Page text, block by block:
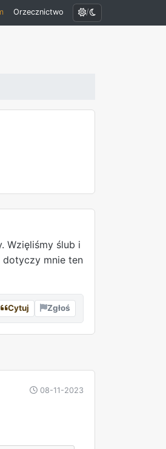
Orzecznictwo /
Wzięliśmy ślub i
dotyczy mnie ten
Cytuj Zgłoś
08-11-2023